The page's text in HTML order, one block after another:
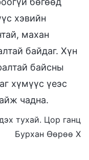
хэвийн
махан
байдаг. Хүн
байсны
хүмүүс үеэс
чадна.
тухай. Цор ганц
Бурхан Өөрөө X